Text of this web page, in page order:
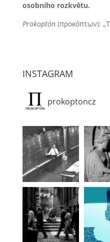
osobního rozkvětu.
Prokoptón(προκόπτων):
INSTAGRAM
prokoptoncz